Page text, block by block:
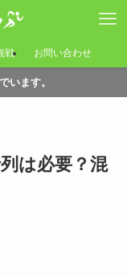
戦 お問い合わせ
います。
は必要？混